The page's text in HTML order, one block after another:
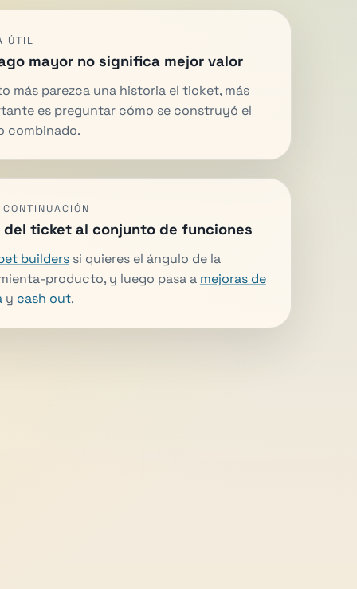
ÚTIL
mayor no significa mejor valor
más parezca una historia el ticket, más
es preguntar cómo se construyó el
combinado.
del ticket al conjunto de funciones
builderssi quieres el ángulo de la
producto, y luego pasa a mejoras de
y cash out.